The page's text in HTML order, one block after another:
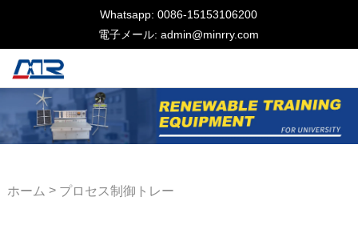
Whatsapp: 0086-15153106200
電子メール: admin@minrry.com
ホーム > プロセス制御トレー